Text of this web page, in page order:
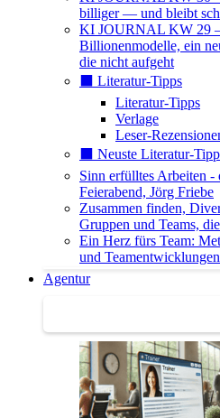
billiger — und bleibt
KI JOURNAL KW 29
Billionenmodelle, ein
die nicht aufgeht
⬛️ Literatur-Tipps
Literatur-Tipps
Verlage
Leser-
⬛️ Neuste Literatur-
Sinn erfülltes Arbeiten -
Feierabend, Jörg Friebe
Zusammen finden,
Gruppen und Teams,
Ein Herz fürs Team:
und Teamentwicklungen
Agentur